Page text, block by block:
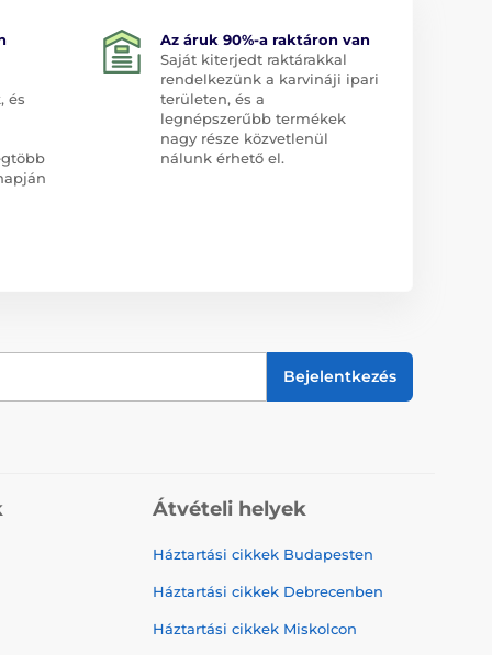
és
Az áruk 90%-a raktáron van
Saját kiterjedt raktárakkal
rendelkezünk a karvináji ipari
területen, és a
legnépszerűbb termékek
nagy része közvetlenül
nálunk érhető el.
Bejelentkezés
Átvételi helyek
Háztartási cikkek Budapesten
Háztartási cikkek Debrecenben
Háztartási cikkek Miskolcon